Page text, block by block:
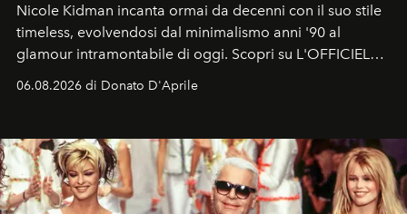
Nicole Kidman incanta ormai da decenni con il suo stile
timeless, evolvendosi dal minimalismo anni '90 al
glamour intramontabile di oggi. Scopri su L'OFFICIEL
06.08.2026 di Donato D'Aprile